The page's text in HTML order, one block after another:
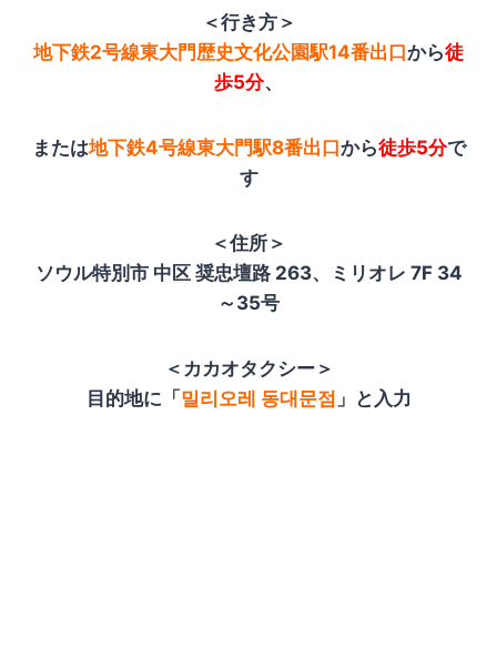
＜行き方＞
地下鉄2号線東大門歴史文化公園駅14番出口から徒
歩5分、
または地下鉄4号線東大門駅8番出口から徒歩5分で
す
＜住所＞
ソウル特別市 中区 奨忠壇路 263、ミリオレ 7F 34
～35号
＜カカオタクシー＞
目的地に「밀리오레 동대문점 」と入力